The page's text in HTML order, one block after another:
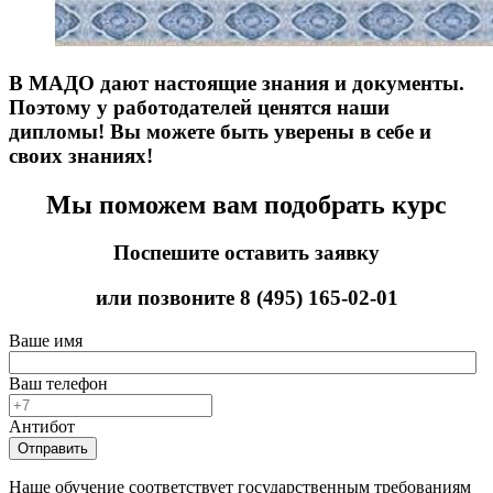
В МАДО дают настоящие знания и документы.
Поэтому у работодателей ценятся наши
дипломы! Вы можете быть уверены в себе и
своих знаниях!
Мы поможем вам подобрать курс
Поспешите оставить заявку
или позвоните 8 (495) 165-02-01
Ваше имя
Ваш телефон
Антибот
Отправить
Наше обучение соответствует государственным требованиям